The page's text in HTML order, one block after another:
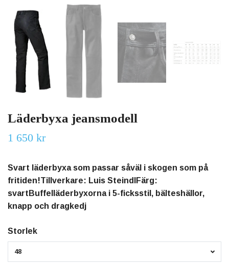
Läderbyxa jeansmodell
1 650 kr
Svart läderbyxa som passar såväl i skogen som på
fritiden!Tillverkare: Luis SteindlFärg:
svartBuffelläderbyxorna i 5-ficksstil, bälteshällor,
knapp och dragkedj
Storlek
48